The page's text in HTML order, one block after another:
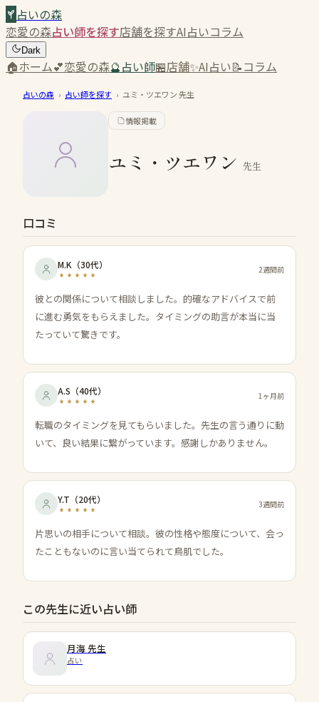
占いの森
恋愛の森占い師を探す店舗を探すAI占いコラム
Dark
🏠ホーム💕恋愛の森🔮占い師🏪店舗✨AI占い📝コラム
占いの森 › 占い師を探す › ユミ・ツエワン先生
情報掲載
ユミ・ツエワン 先生
口コミ
M.K （30代） 2週間前
彼との関係について相談しました。的確なアドバイスで前
に進む勇気をもらえました。タイミングの助言が本当に当
たっていて驚きです。
A.S （40代） 1ヶ月前
転職のタイミングを見てもらいました。先生の言う通りに動
いて、良い結果に繋がっています。感謝しかありません。
Y.T （20代） 3週間前
片思いの相手について相談。彼の性格や態度について、会っ
たこともないのに言い当てられて鳥肌でした。
この先生に近い占い師
月海 先生
占い